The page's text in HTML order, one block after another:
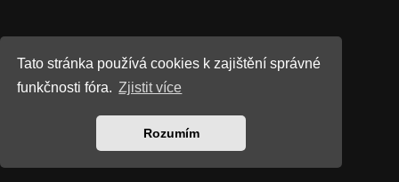
Tato stránka používá cookies k zajištění správné
funkčnosti fóra. Zjistit více
Rozumím